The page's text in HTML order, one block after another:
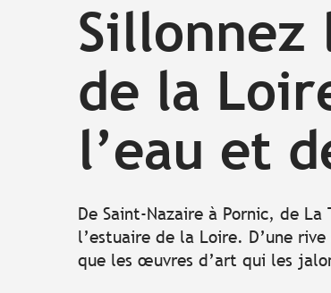
Sillonnez
de la
l’eau et
De Saint-Nazaire à Pornic, de
l’estuaire de la Loire. D’une
que les œuvres d’art qui les